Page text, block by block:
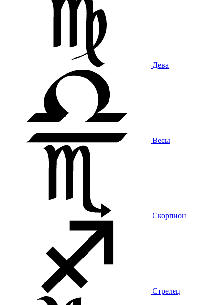
Дева
Весы
Скорпион
Стрелец